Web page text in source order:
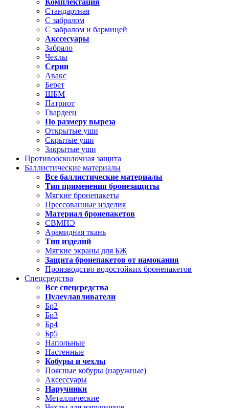
Комплектация
Стандартная
С забралом
С забралом и бармицей
Акссесуары
Забрало
Чехлы
Серии
Авакс
Берет
ШБМ
Патриот
Гвардеец
По размеру выреза
Открытые уши
Скрытые уши
Закрытые уши
Противоосколочная защита
Баллистические материалы
Все баллистические материалы
Тип применения бронезащиты
Мягкие бронепакеты
Прессованные изделия
Материал бронепакетов
СВМПЭ
Арамидная ткань
Тип изделий
Мягкие экраны для БЖ
Защита бронепакетов от намокания
Производство водостойких бронепакетов
Спецсредства
Все спецсредства
Пулеулавливатели
Бр2
Бр3
Бр4
Бр5
Напольные
Настенные
Кобуры и чехлы
Поясные кобуры (наружные)
Аксессуары
Наручники
Металлические